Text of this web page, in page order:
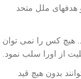
هدفهای ملل متحد
هیچ کس را نمی توان
از اورا سلب نمود.
بدون هیچ قید